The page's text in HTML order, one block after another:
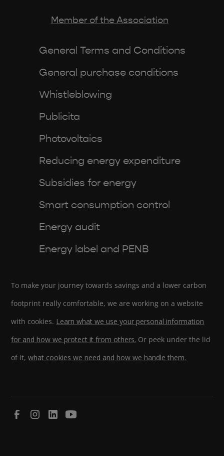
Member of the Association
General Terms and Conditions
General purchase conditions
Whistleblowing
Publicita
Photovoltaics
Reducing energy expenditure
Subsidies for energy
Smart consumption control
Energy audit
Energy label and PENB
To make your journey towards savings and a lower carbon
footprint really comfortable, we are working on a website
with cookies. Learn what we use your personal information
for and how we protect it from others. Or peek under the lid
of it,what cookies we need and how we handle them.